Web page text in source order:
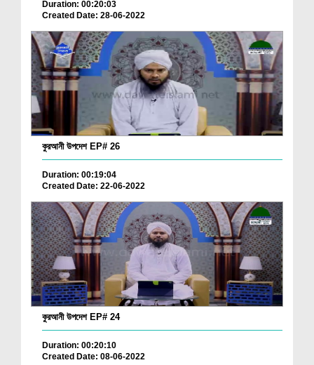
Duration: 00:20:03
Created Date: 28-06-2022
কুরআনী উপদেশ EP# 26
Duration: 00:19:04
Created Date: 22-06-2022
কুরআনী উপদেশ EP# 24
Duration: 00:20:10
Created Date: 08-06-2022